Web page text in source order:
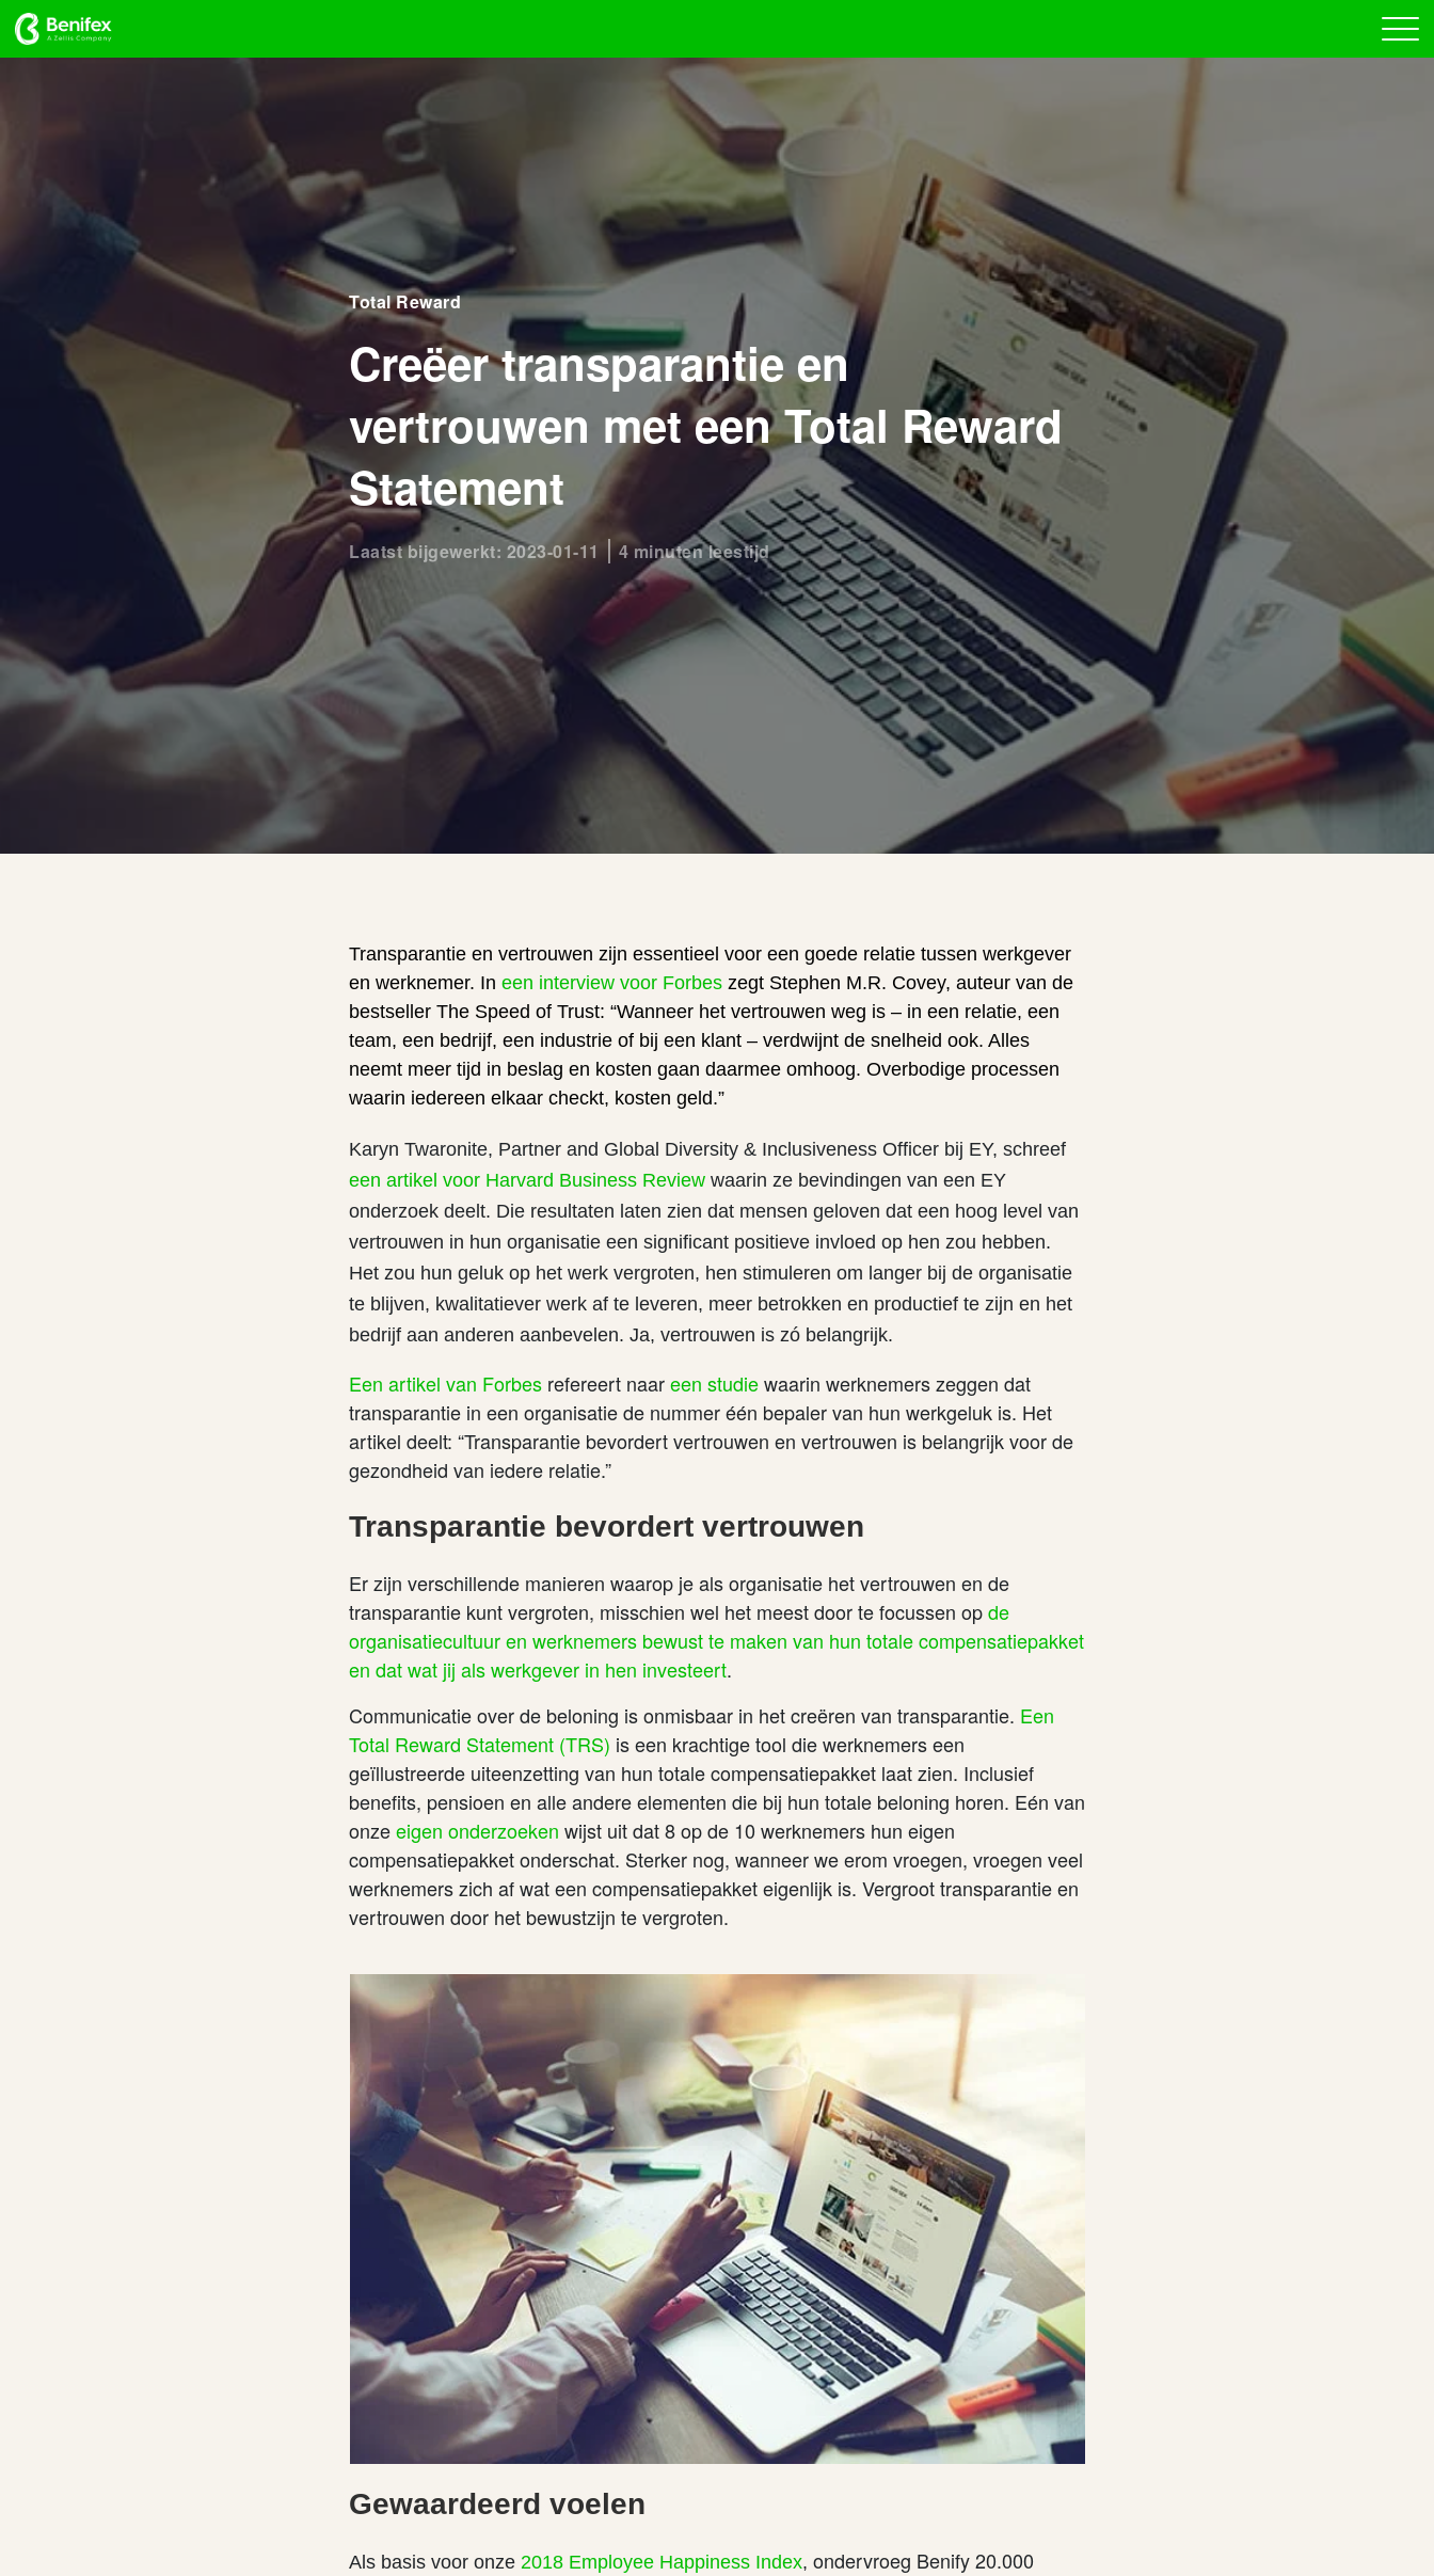
Total Reward
Creëer transparantie en
vertrouwen met een Total Reward
Statement
Laatst bijgewerkt: 2023-01-11 4 minuten leestijd
Transparantie en vertrouwen zijn essentieel voor een goede relatie tussen werkgever
en werknemer. In een interview voor Forbes zegt Stephen M.R. Covey, auteur van de
bestseller The Speed of Trust: “Wanneer het vertrouwen weg is – in een relatie, een
team, een bedrijf, een industrie of bij een klant – verdwijnt de snelheid ook. Alles
neemt meer tijd in beslag en kosten gaan daarmee omhoog. Overbodige processen
waarin iedereen elkaar checkt, kosten geld.”
Karyn Twaronite, Partner and Global Diversity & Inclusiveness Officer bij EY, schreef
een artikel voor Harvard Business Review waarin ze bevindingen van een EY
onderzoek deelt. Die resultaten laten zien dat mensen geloven dat een hoog level van
vertrouwen in hun organisatie een significant positieve invloed op hen zou hebben.
Het zou hun geluk op het werk vergroten, hen stimuleren om langer bij de organisatie
te blijven, kwalitatiever werk af te leveren, meer betrokken en productief te zijn en het
bedrijf aan anderen aanbevelen. Ja, vertrouwen is zó belangrijk.
Een artikel van Forbes refereert naareen studiewaarin werknemers zeggen dat
transparantie in een organisatie de nummer één bepaler van hun werkgeluk is. Het
artikel deelt: “Transparantie bevordert vertrouwen en vertrouwen is belangrijk voor de
gezondheid van iedere relatie.”
Transparantie bevordert vertrouwen
Er zijn verschillende manieren waarop je als organisatie het vertrouwen en de
transparantie kunt vergroten, misschien wel het meest door te focussen opde
organisatiecultuur en werknemers bewust te maken van hun totale compensatiepakket
en dat wat jij als werkgever in hen investeert.
Communicatie over de beloning is onmisbaar in het creëren van transparantie. Een
Total Reward Statement (TRS) is een krachtige tool die werknemers een
geïllustreerde uiteenzetting van hun totale compensatiepakket laat zien. Inclusief
benefits, pensioen en alle andere elementen die bij hun totale beloning horen. Eén van
onzeeigen onderzoeken wijst uit dat 8 op de 10 werknemers hun eigen
compensatiepakket onderschat. Sterker nog, wanneer we erom vroegen, vroegen veel
werknemers zich af wat een compensatiepakket eigenlijk is. Vergroot transparantie en
vertrouwen door het bewustzijn te vergroten.
Gewaardeerd voelen
Als basis voor onze 2018 Employee Happiness Index, ondervroeg Benify 20.000